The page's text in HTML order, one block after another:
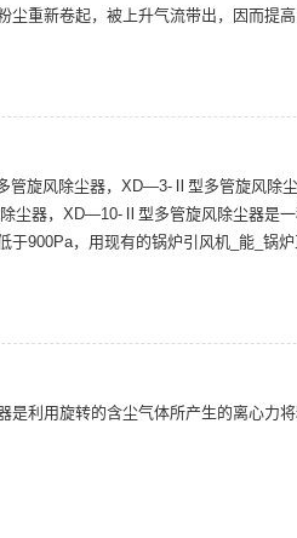
重新卷起，被上升气流带出，因而提高
管旋风除尘器，XD—3-Ⅱ型多管旋风除
尘器，XD—10-Ⅱ型多管旋风除尘器是一
900Pa，用现有的锅炉引风机_能_锅炉
是利用旋转的含尘气体所产生的离心力